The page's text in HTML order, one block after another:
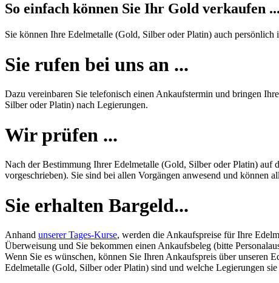
So einfach können Sie Ihr Gold verkaufen ...
Sie können Ihre Edelmetalle (Gold, Silber oder Platin) auch persönlich
Sie rufen bei uns an ...
Dazu vereinbaren Sie telefonisch einen Ankaufstermin und bringen
Silber oder Platin) nach Legierungen.
Wir prüfen ...
Nach der Bestimmung Ihrer Edelmetalle (Gold, Silber oder Platin) auf
vorgeschrieben). Sie sind bei allen Vorgängen anwesend und können
Sie erhalten Bargeld...
Anhand unserer Tages-Kurse, werden die Ankaufspreise für Ihre
Überweisung und Sie bekommen einen Ankaufsbeleg (bitte
Wenn Sie es wünschen, können Sie Ihren Ankaufspreis über unseren
Edelmetalle (Gold, Silber oder Platin) sind und welche Legierungen